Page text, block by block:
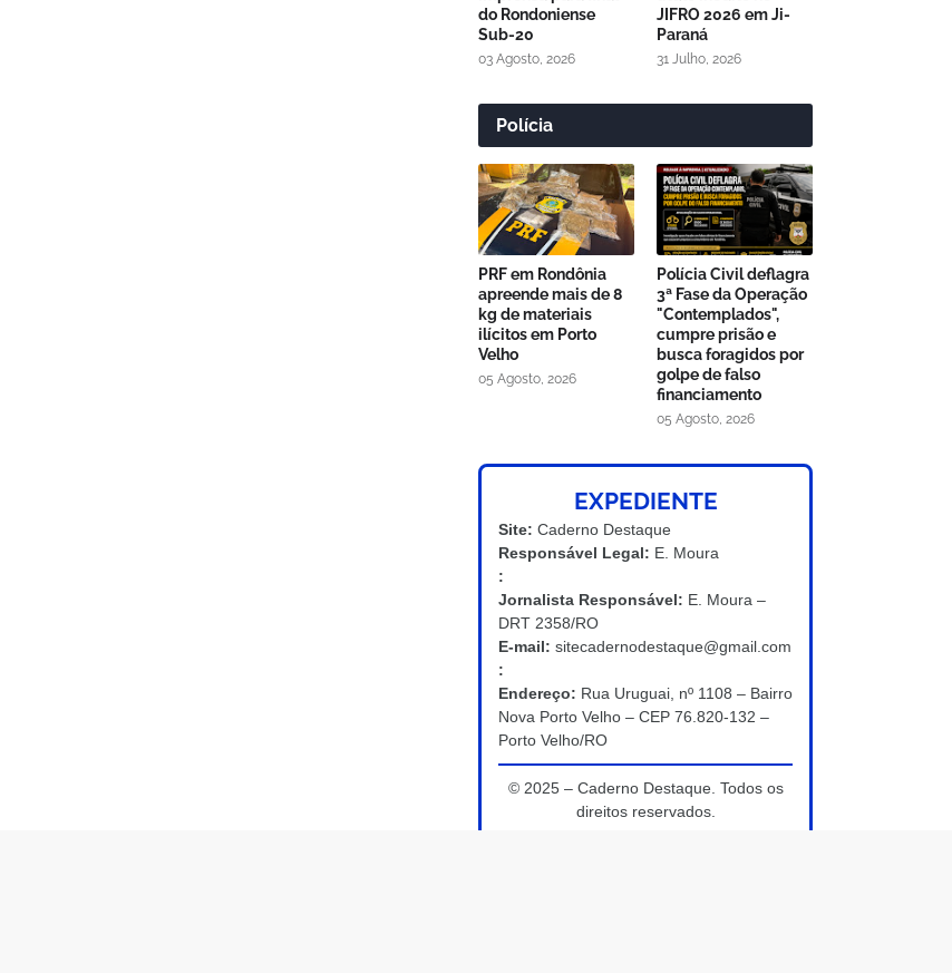
do Rondoniense
Sub-20
03 Agosto, 2026
JIFRO 2026 em Ji-
Paraná
31 Julho, 2026
Polícia
PRF em Rondônia
apreende mais de 8
kg de materiais
ilícitos em Porto
Velho
05 Agosto, 2026
Polícia Civil deflagra
3ª Fase da Operação
"Contemplados",
cumpre prisão e
busca foragidos por
golpe de falso
financiamento
05 Agosto, 2026
EXPEDIENTE
Site: Caderno Destaque
Responsável Legal: E. Moura
:
Jornalista Responsável: E. Moura –
DRT 2358/RO
E-mail: sitecadernodestaque@gmail.com
:
Endereço: Rua Uruguai, nº 1108 – Bairro
Nova Porto Velho – CEP 76.820-132 –
Porto Velho/RO
© 2025 – Caderno Destaque. Todos os
direitos reservados.